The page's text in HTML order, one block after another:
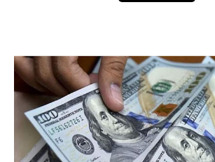
القروض والسلف
المنح المالية
قطع الاراضي